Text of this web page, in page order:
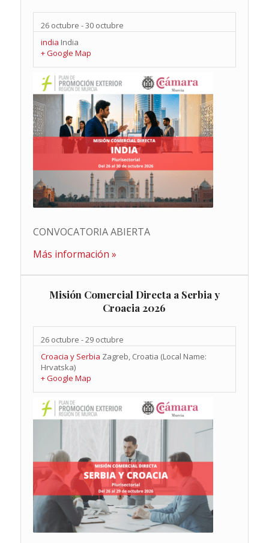
26 octubre -30 octubre
india India
+ Google Map
CONVOCATORIA ABIERTA
Más información »
Misión Comercial Directa a Serbia y
Croacia 2026
26 octubre -29 octubre
Croacia y Serbia Zagreb, Croatia (Local Name:
Hrvatska)
+ Google Map